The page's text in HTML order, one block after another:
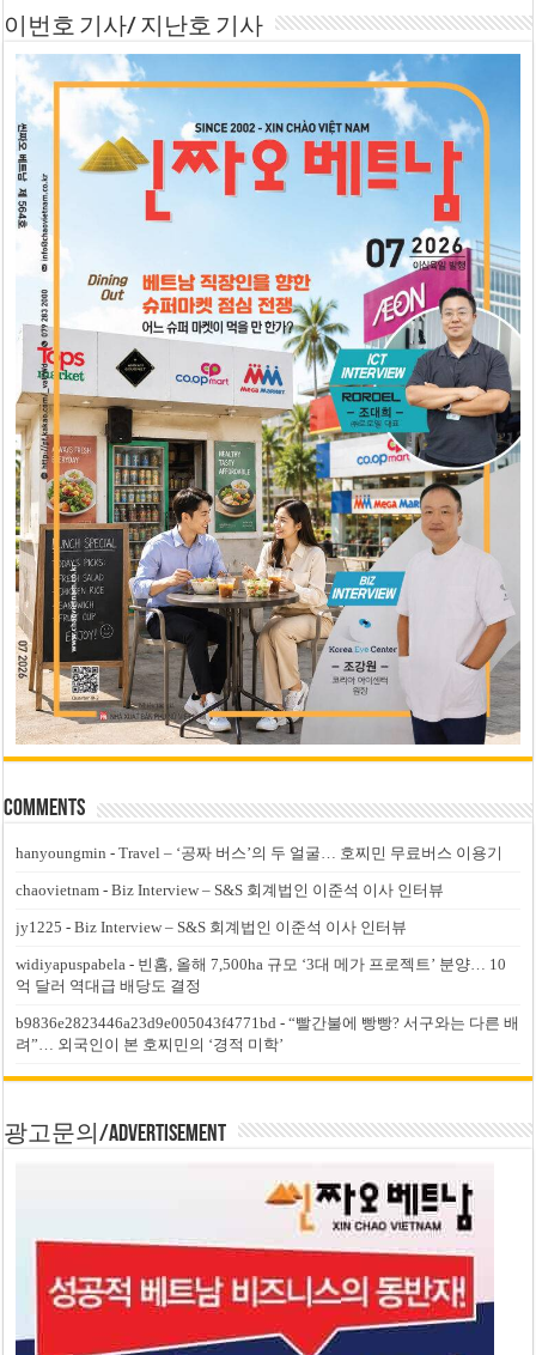
이번호 기사/ 지난호 기사
Comments
hanyoungmin -Travel – ‘공짜 버스’의 두 얼굴… 호찌민 무료버스 이용기
chaovietnam -Biz Interview – S&S 회계법인 이준석 이사 인터뷰
jy1225 -Biz Interview – S&S 회계법인 이준석 이사 인터뷰
widiyapuspabela - 빈홈, 올해 7,500ha 규모 ‘3대 메가 프로젝트’ 분양… 10
억 달러 역대급 배당도 결정
b9836e2823446a23d9e005043f4771bd -“빨간불에 빵빵? 서구와는 다른 배
려”… 외국인이 본 호찌민의 ‘경적 미학’
광고문의/Advertisement